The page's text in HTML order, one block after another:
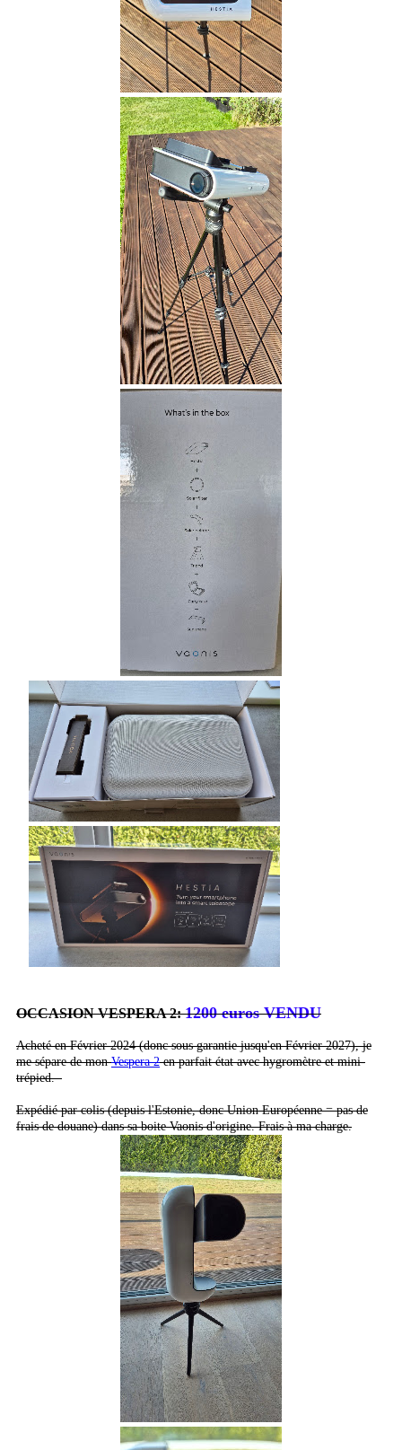
OCCASION VESPERA 2:1200 euros VENDU
Acheté en Février 2024 (donc sous garantie jusqu'en Février 2027), je
me sépare de monVespera 2en parfait état avec hygromètre et mini-
trépied.
Expédiépar colis (depuis l'Estonie, donc Union Européenne = pas de
frais de douane) dans sa boite Vaonis d'origine. Fraisàma charge.